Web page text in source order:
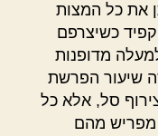
את כל המצות
כשיצרפם
מדופנות
שיעור הפרשת
סל, אלא כל
מפריש מהם